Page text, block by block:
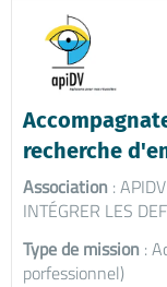
recherche
Association :
INTÉGRER LES
Type de mission :
porfessionnel)